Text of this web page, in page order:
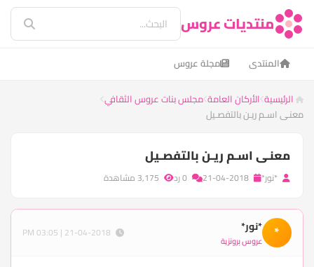
منتديات عروس
المنتدى مجلة عروس
الرئيسية الأركان العامة مجلس بنات عروس الثقافي
معنـى اسـم ريـن بالتفصـيل
معنـى اسـم ريـن بالتفصـيل
*نور*
* *نور*
عروس برونزية